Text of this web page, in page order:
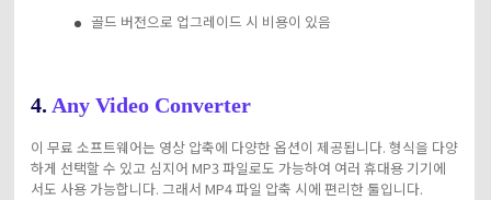
골드 버전으로 업그레이드 시 비용이 있음
4. Any Video Converter
이 무료 소프트웨어는 영상 압축에 다양한 옵션이 제공됩니다. 형식을 다양
하게 선택할 수 있고 심지어 MP3 파일로도 가능하여 여러 휴대용 기기에
서도 사용 가능합니다. 그래서 MP4 파일 압축 시에 편리한 툴입니다.